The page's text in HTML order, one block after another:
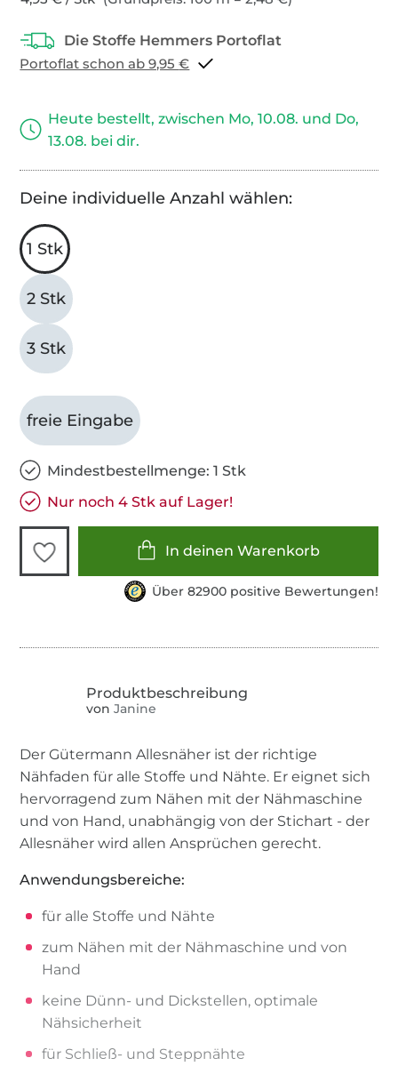
Portoflat schon ab 9,95 €
Heute bestellt, zwischen Mo, 10.08. und Do,
13.08. bei dir.
Deine individuelle Anzahl wählen:
1 Stk
2 Stk
3 Stk
freie Eingabe
Mindestbestellmenge: 1 Stk
Nur noch 4 Stk auf Lager!
In deinen Warenkorb
Über 82900 positive Bewertungen!
von Janine
Der Gütermann Allesnäher ist der richtige
Nähfaden für alle Stoffe und Nähte. Er eignet sich
hervorragend zum Nähen mit der Nähmaschine
und von Hand, unabhängig von der Stichart - der
Allesnäher wird allen Ansprüchen gerecht.
Anwendungsbereiche:
für alle Stoffe und Nähte
zum Nähen mit der Nähmaschine und von
Hand
keine Dünn- und Dickstellen, optimale
Nähsicherheit
für Schließ- und Steppnähte